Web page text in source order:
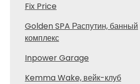
Fix Price
Golden SPA Распутин, банный
комплекс
Inpower Garage
Kemma Wake, вейк-клуб